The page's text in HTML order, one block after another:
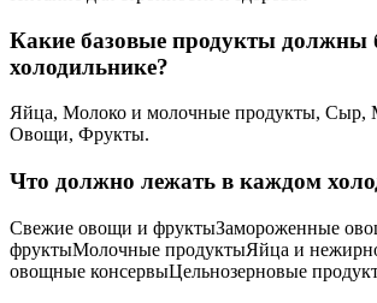
Какие базовые продукты должны
холодильнике?
Яйца, Молоко и молочные продукты, Сыр,
Овощи, Фрукты.
Что должно лежать в каждом
Свежие овощи и фруктыЗамороженные
фруктыМолочные продуктыЯйца и
овощные консервыЦельнозерновые